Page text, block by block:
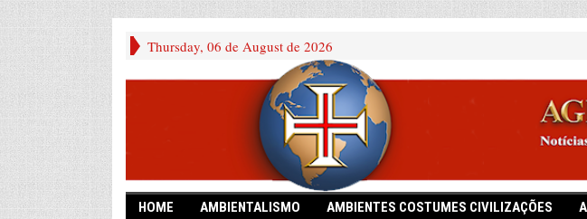
Thursday, 06 de August de 2026
HOME AMBIENTALISMO AMBIENTES COSTUMES CIVILIZAÇÕES